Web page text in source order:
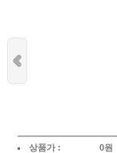
상품가 :
0원